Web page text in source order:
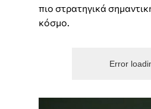
πιο στρατηγικά
κόσμο.
Error